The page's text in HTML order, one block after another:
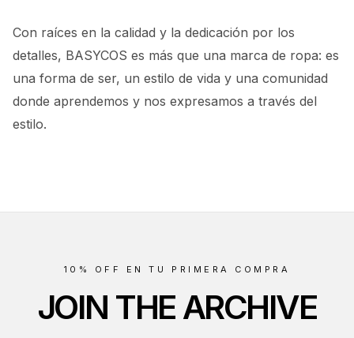
Con raíces en la calidad y la dedicación por los
detalles, BASYCOS es más que una marca de ropa: es
una forma de ser, un estilo de vida y una comunidad
donde aprendemos y nos expresamos a través del
estilo.
10% OFF EN TU PRIMERA COMPRA
JOIN THE ARCHIVE